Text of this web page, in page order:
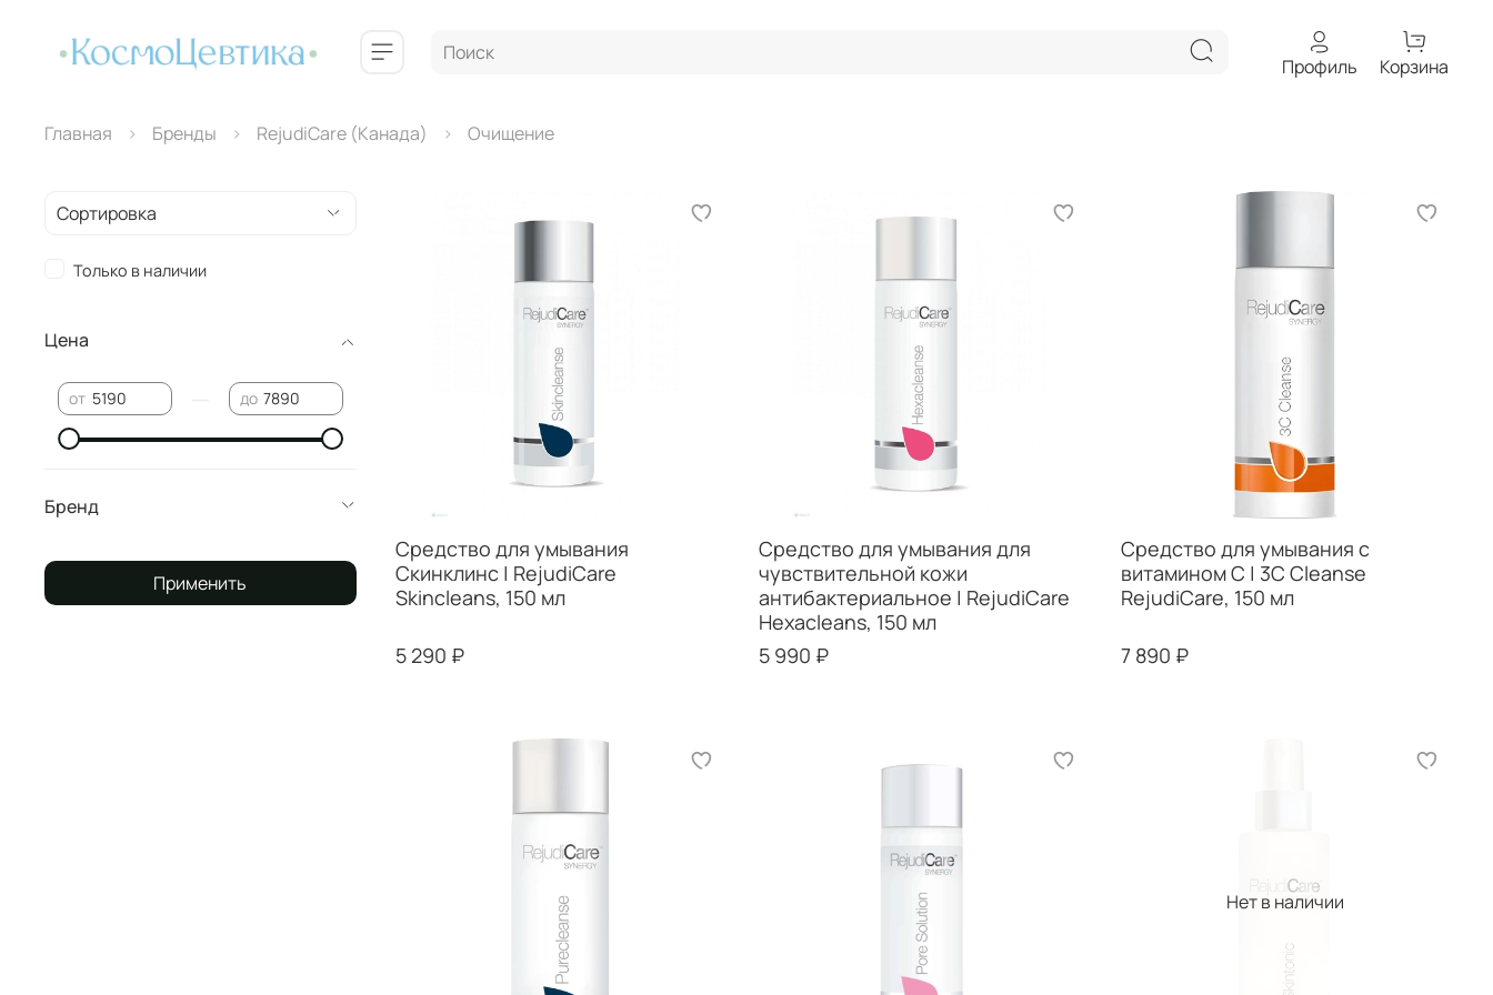
Профиль Корзина
Главная Бренды RejudiCare (Канада) Очищение
Средство для умывания
Скинклинс | RejudiCare
Skincleans, 150 мл
5 290 ₽
Средство для умывания для
чувствительной кожи
антибактериальное | RejudiCare
Hexacleans, 150 мл
5 990 ₽
Средство для умывания с
витамином С | 3C Cleanse
RejudiCare, 150 мл
7 890 ₽
Нет в наличии
Только в наличии
Цена
от до
Бренд
Применить